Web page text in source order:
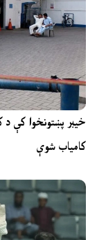
خیبر پښتونخوا کې
کامیاب شوې